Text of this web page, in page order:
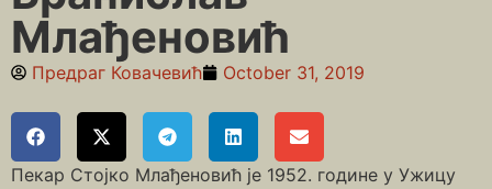
Млађеновић
Предраг Ковачевић October 31, 2019
Пекар Стојко Млађеновић је 1952. године у Ужицу